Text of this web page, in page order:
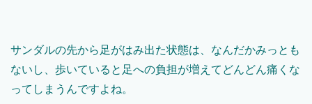
サンダルの先から足がはみ出た状態は、なんだかみっとも
ないし、歩いていると足への負担が増えてどんどん痛くな
ってしまうんですよね。